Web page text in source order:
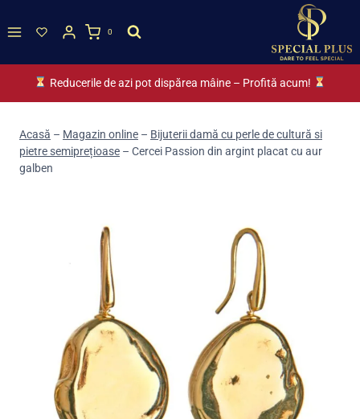
to
0
Reducerile de azi pot dispărea mâine – Profită acum!
Acasă – Magazin online – Bijuterii damă cu perle de cultură si
pietre semiprețioase – Cercei Passion din argint placat cu aur
galben